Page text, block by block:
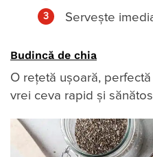
Servește
Budincă de chia
O rețetă ușoară,
vrei ceva rapid și